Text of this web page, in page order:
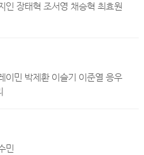
인 장태혁 조서영 채승혁 최효원
이민 박제환 이슬기 이준열 응우
민